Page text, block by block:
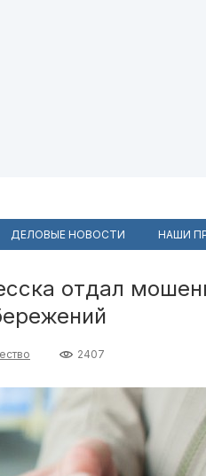
ДЕЛОВЫЕ НОВОСТИ НАШИ
отдал
2407